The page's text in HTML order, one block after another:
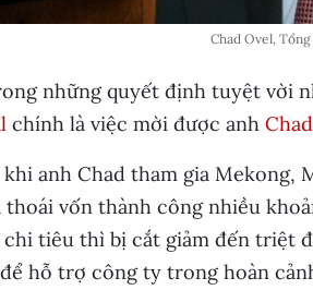
Chad Ovel,
những quyết định tuyệt vời
chính là việc mời được anh
anh Chad tham gia Mekong,
thoái vốn thành công nhiều
tiêu thì bị cắt giảm đến triệt
hỗ trợ công ty trong hoàn